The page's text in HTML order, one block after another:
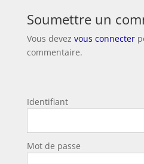
Soumettre un
Vous devez vous connecter
commentaire.
Identifiant
Mot de passe